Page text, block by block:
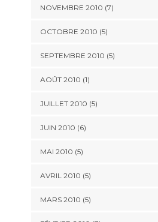
NOVEMBRE 2010 (7)
OCTOBRE 2010 (5)
SEPTEMBRE 2010 (5)
AOÛT 2010 (1)
JUILLET 2010 (5)
JUIN 2010 (6)
MAI 2010 (5)
AVRIL 2010 (5)
MARS 2010 (5)